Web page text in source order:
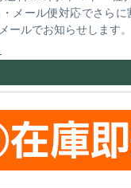
メール便対応でさら
ールでお知らせします。